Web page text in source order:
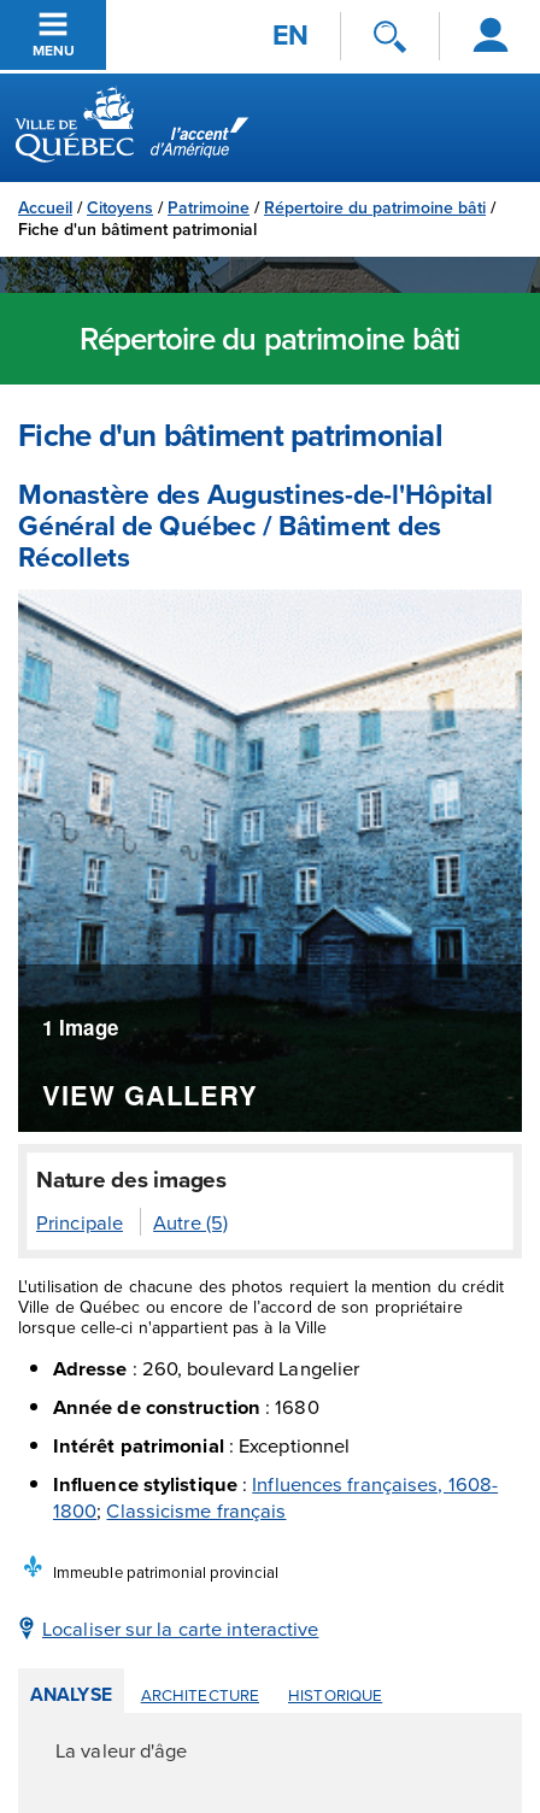
Passer au contenu principal
MENU EN
Se
connecter
Ville de Québec
Accueil /Citoyens / Patrimoine / Répertoire du patrimoine bâti /
Fiche d'un bâtiment patrimonial
Répertoire du patrimoine bâti
Fiche d'un bâtiment patrimonial
Monastère des Augustines-de-l'Hôpital
Général de Québec / Bâtiment des
Récollets
1 Image
VIEW GALLERY
Nature des images
Principale Autre (5)
L'utilisation de chacune des photos requiert la mention du crédit
Ville de Québec ou encore de l’accord de son propriétaire
lorsque celle-ci n'appartient pas à la Ville
Adresse : 260, boulevard Langelier
Année de construction :1680
Intérêt patrimonial: Exceptionnel
Influence stylistique: Influences françaises, 1608-
1800;Classicisme français
Immeuble patrimonial provincial
Localiser sur la carte interactive
ANALYSE ARCHITECTURE HISTORIQUE
La valeur d'âge